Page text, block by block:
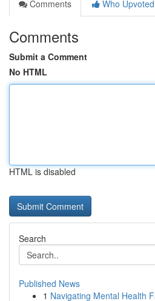
Comments
Who Upvoted
Comments
Submit a Comment
No HTML
HTML is disabled
Search
Published News
1 Navigating Mental Health